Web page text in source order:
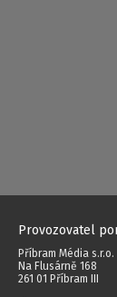
Provozovatel
Příbram Média s.r.o.
Na Flusárně 168
261 01 Příbram III